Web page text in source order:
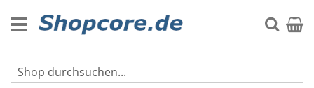
Inhalt
springen
Suche
Mein
Startseite